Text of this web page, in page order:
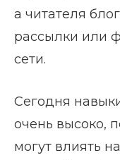
а читателя
рассылки или
сети.
Сегодня
очень высоко,
могут влиять